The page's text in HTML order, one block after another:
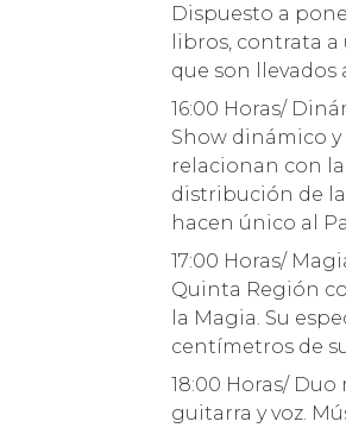
Dispuesto a
libros, contrata
que son
16:00 Horas/
Show dinámico
relacionan con
distribución de
hacen único al
17:00 Horas/
Quinta Región
la Magia. Su
centímetros de
18:00 Horas/
guitarra y voz.